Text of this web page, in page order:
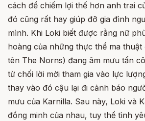
cách để chiếm lợi thế hơn anh trai
đó cũng rất hay giúp đỡ gia đình
mình. Khi Loki biết được rằng nữ
hoàng của những thực thể ma
tên The Norns) đang âm mưu tấn
từ chối lời mời tham gia vào lực
thay vào đó cậu lại đi cảnh báo
mưu của Karnilla. Sau này, Loki và
đồng minh của nhau, tuy thế tình